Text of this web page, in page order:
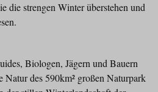
die strengen Winter überstehen und
Biologen, Jägern und Bauern
Natur des 590km² großen Naturpark